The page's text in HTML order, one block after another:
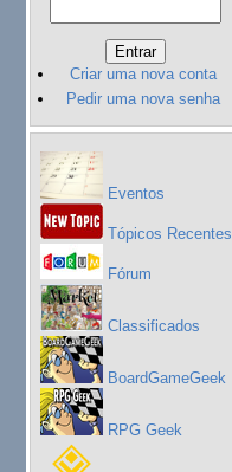
Criar uma nova conta
Pedir uma nova senha
Eventos
Tópicos Recentes
Fórum
Classificados
BoardGameGeek
RPG Geek